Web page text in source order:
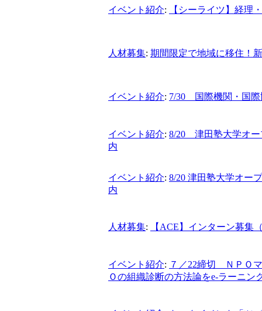
イベント紹介: 【シーライツ】経理
人材募集: 期間限定で地域に移住！
イベント紹介: 7/30 国際機関・国際
イベント紹介: 8/20 津田塾大学オ
内
イベント紹介: 8/20 津田塾大学オー
内
人材募集: 【ACE】インターン募集
イベント紹介: ７／22締切 ＮＰＯ
Ｏの組織診断の方法論をe-ラーニン